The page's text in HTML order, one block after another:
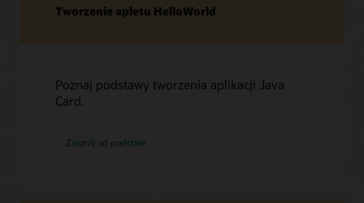
Tworzenie apletu HelloWorld
Poznaj podstawy tworzenia aplikacji Java
Card.
Zacznij od podstaw